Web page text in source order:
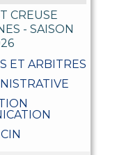
CREUSE
- SAISON
ET ARBITRES